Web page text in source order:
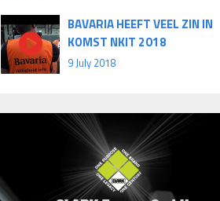
BAVARIA HEEFT VEEL ZIN IN
KOMST NKIT 2018
9 July 2018